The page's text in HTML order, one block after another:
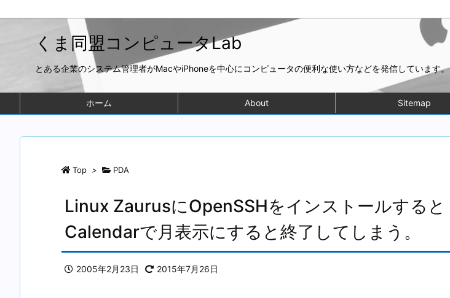
くま同盟コンピュータLab
とある企業のシステム管理者がMacやiPhoneを中心にコンピュータの便利な使い方などを発信しています。
ホーム About Sitemap
Top > PDA
Linux ZaurusにOpenSSHをインストールすると
Calendarで月表示にすると終了してしまう。
2005年2月23日 2015年7月26日